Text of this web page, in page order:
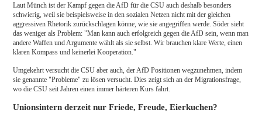
Laut Münch ist der Kampf gegen die AfD für die CSU auch deshalb besonders
schwierig, weil sie beispielsweise in den sozialen Netzen nicht mit der gleichen
aggressiven Rhetorik zurückschlagen könne, wie sie angegriffen werde. Söder sieht
das weniger als Problem: "Man kann auch erfolgreich gegen die AfD sein, wenn man
andere Waffen und Argumente wählt als sie selbst. Wir brauchen klare Werte, einen
klaren Kompass und keinerlei Kooperation."
Umgekehrt versucht die CSU aber auch, der AfD Positionen wegzunehmen, indem
sie genannte "Probleme" zu lösen versucht. Dies zeigt sich an der Migrationsfrage,
wo die CSU seit Jahren einen immer härteren Kurs fährt.
Unionsintern derzeit nur Friede, Freude, Eierkuchen?